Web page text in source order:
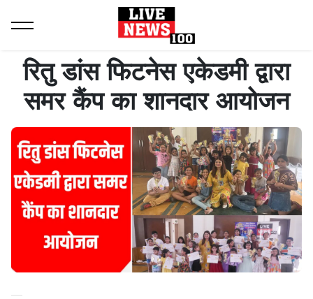
रितु डांस फिटनेस एकेडमी द्वारा समर कैंप का शानदार आयोजन
रितु डांस फिटनेस एकेडमी द्वारा
समर कैंप का शानदार आयोजन